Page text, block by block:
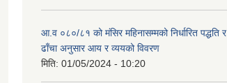
आ.व ०८०/८१ को मंसिर महिनासम्मको निर्धारित पद्धति र
ढाँचा अनुसार आय र व्ययको विवरण
मिति: 01/05/2024 - 10:20